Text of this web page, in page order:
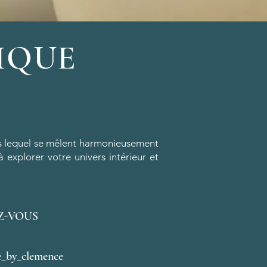
se mêlent harmonieusement
explorer votre univers intérieur et
VOUS